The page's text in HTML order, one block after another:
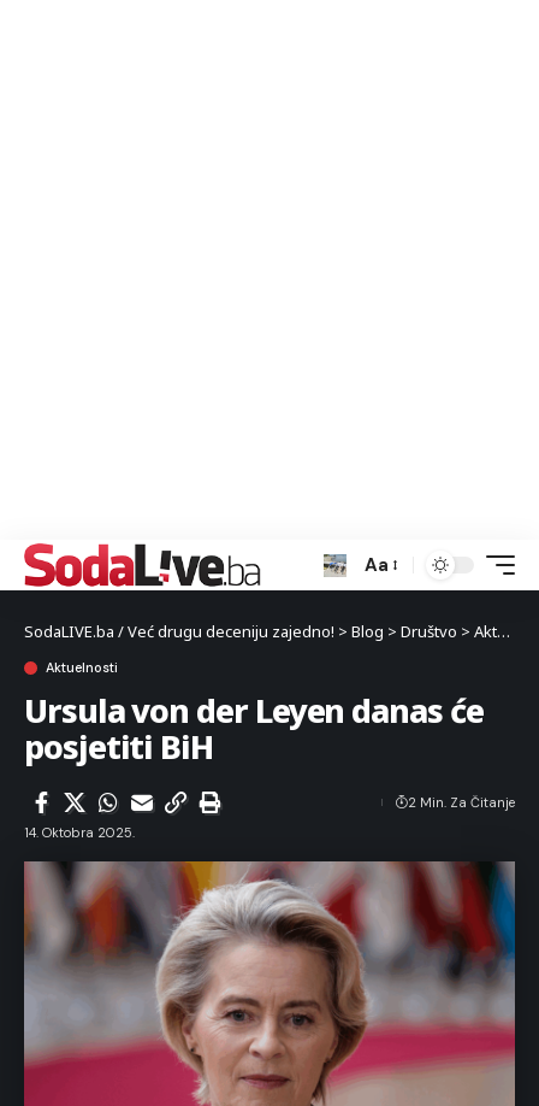
Aa
SodaLIVE.ba / Već drugu deceniju zajedno! > Blog > Društvo > Aktuelnosti
Aktuelnosti
Ursula von der Leyen danas će
posjetiti BiH
14. Oktobra 2025.
2 Min. Za Čitanje